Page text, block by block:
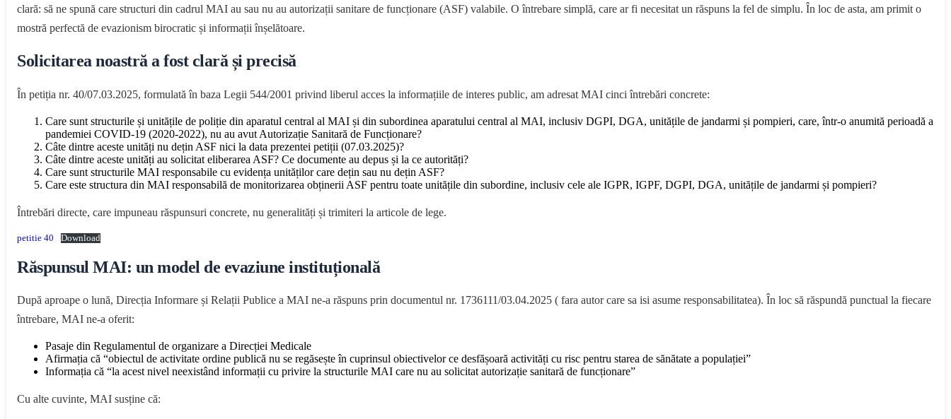
clară: să ne spună care structuri din cadrul MAI au sau nu au autorizații sanitare de funcționare (ASF) valabile. O întrebare simplă, care ar fi necesitat un răspuns la fel de simplu. În loc de asta, am primit o
mostră perfectă de evazionism birocratic și informații înșelătoare.
Solicitarea noastră a fost clară și precisă
În petiția nr. 40/07.03.2025, formulată în baza Legii 544/2001 privind liberul acces la informațiile de interes public, am adresat MAI cinci întrebări concrete:
Care sunt structurile și unitățile de poliție din aparatul central al MAI și din subordinea aparatului central al MAI, inclusiv DGPI, DGA, unitățile de jandarmi și pompieri, care, într-o anumită perioadă a
pandemiei COVID-19 (2020-2022), nu au avut Autorizație Sanitară de Funcționare?
Câte dintre aceste unități nu dețin ASF nici la data prezentei petiții (07.03.2025)?
Câte dintre aceste unități au solicitat eliberarea ASF? Ce documente au depus și la ce autorități?
Care sunt structurile MAI responsabile cu evidența unităților care dețin sau nu dețin ASF?
Care este structura din MAI responsabilă de monitorizarea obținerii ASF pentru toate unitățile din subordine, inclusiv cele ale IGPR, IGPF, DGPI, DGA, unitățile de jandarmi și pompieri?
Întrebări directe, care impuneau răspunsuri concrete, nu generalități și trimiteri la articole de lege.
petitie 40 Download
Răspunsul MAI: un model de evaziune instituțională
După aproape o lună, Direcția Informare și Relații Publice a MAI ne-a răspuns prin documentul nr. 1736111/03.04.2025 ( fara autor care sa isi asume responsabilitatea). În loc să răspundă punctual la fiecare
întrebare, MAI ne-a oferit:
Pasaje din Regulamentul de organizare a Direcției Medicale
Afirmația că “obiectul de activitate ordine publică nu se regăsește în cuprinsul obiectivelor ce desfășoară activități cu risc pentru starea de sănătate a populației”
Informația că “la acest nivel neexistând informații cu privire la structurile MAI care nu au solicitat autorizație sanitară de funcționare”
Cu alte cuvinte, MAI susține că: